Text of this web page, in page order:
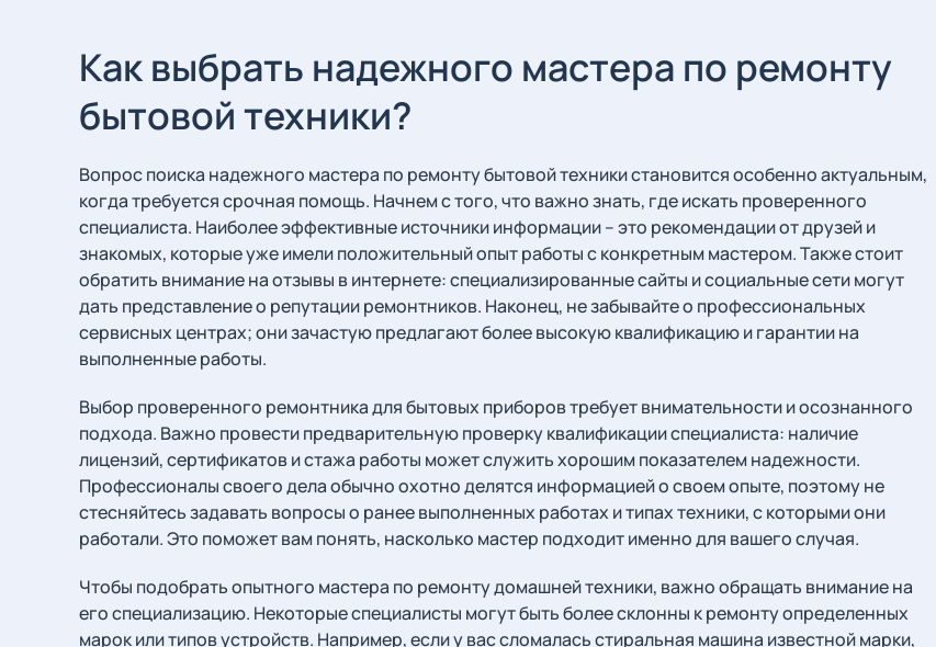
Как выбрать надежного мастера по ремонту
бытовой техники?
Вопрос поиска надежного мастера по ремонту бытовой техники становится особенно актуальным,
когда требуется срочная помощь. Начнем с того, что важно знать, где искать проверенного
специалиста. Наиболее эффективные источники информации – это рекомендации от друзей и
знакомых, которые уже имели положительный опыт работы с конкретным мастером. Также стоит
обратить внимание на отзывы в интернете: специализированные сайты и социальные сети могут
дать представление о репутации ремонтников. Наконец, не забывайте о профессиональных
сервисных центрах; они зачастую предлагают более высокую квалификацию и гарантии на
выполненные работы.
Выбор проверенного ремонтника для бытовых приборов требует внимательности и осознанного
подхода. Важно провести предварительную проверку квалификации специалиста: наличие
лицензий, сертификатов и стажа работы может служить хорошим показателем надежности.
Профессионалы своего дела обычно охотно делятся информацией о своем опыте, поэтому не
стесняйтесь задавать вопросы о ранее выполненных работах и типах техники, с которыми они
работали. Это поможет вам понять, насколько мастер подходит именно для вашего случая.
Чтобы подобрать опытного мастера по ремонту домашней техники, важно обращать внимание на
его специализацию. Некоторые специалисты могут быть более склонны к ремонту определенных
марок или типов устройств. Например, если у вас сломалась стиральная машина известной марки,